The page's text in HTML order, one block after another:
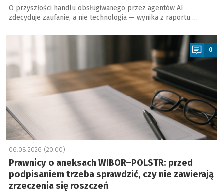
O przyszłości handlu obsługiwanego przez agentów AI
zdecyduje zaufanie, a nie technologia — wynika z raportu …
a
0
06.08.2026 (20:00)
Prawnicy o aneksach WIBOR–POLSTR: przed
podpisaniem trzeba sprawdzić, czy nie zawierają
zrzeczenia się roszczeń